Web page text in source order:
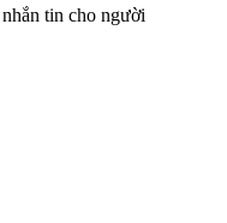
tin cho người